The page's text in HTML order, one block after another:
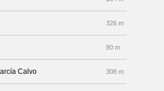
326 m
80 m
Calvo 308 m